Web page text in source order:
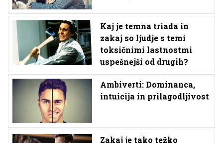
Kaj je temna triada in
zakaj so ljudje s temi
toksičnimi lastnostmi
uspešnejši od drugih?
Ambiverti: Dominanca,
intuicija in prilagodljivost
Zakaj je tako težko